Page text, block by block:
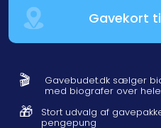
Gavekort
🎬 Gavebudet.dk sælger
med biografer over
🎁 Stort udvalg af
pengepung